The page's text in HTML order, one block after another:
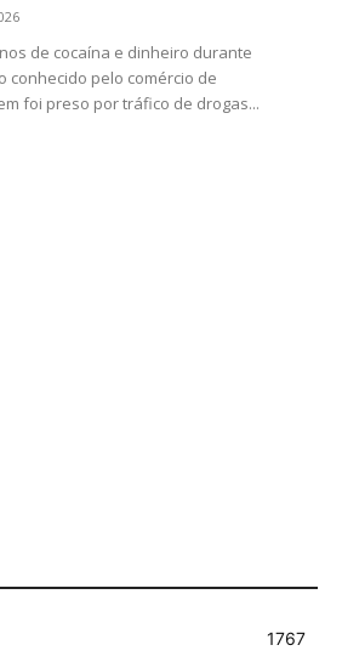
de cocaína e dinheiro durante
conhecido pelo comércio de
foi preso por tráfico de drogas...
1767